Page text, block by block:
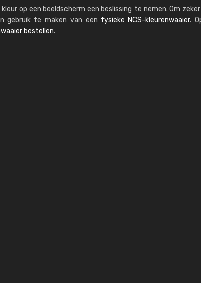
op een beeldscherm een beslissing te nemen. Om
gebruik te maken van een fysieke NCS-kleurenwaaier.
bestellen.